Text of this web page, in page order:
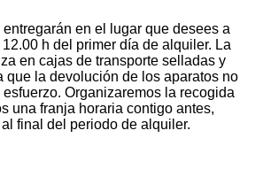
entregarán en el lugar que desees a
h del primer día de alquiler. La
en cajas de transporte selladas y
que la devolución de los aparatos no
Organizaremos la recogida
una franja horaria contigo antes,
final del periodo de alquiler.